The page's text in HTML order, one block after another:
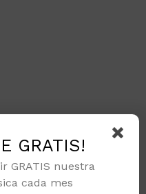
GRATIS!
GRATIS nuestra
cada mes